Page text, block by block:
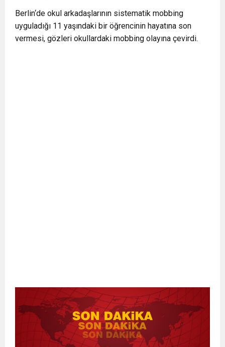
Berlin‘de okul arkadaşlarının sistematik mobbing
uyguladığı 11 yaşındaki bir öğrencinin hayatına son
vermesi, gözleri okullardaki mobbing olayına çevirdi.